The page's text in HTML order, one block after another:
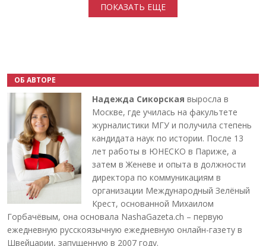
ПОКАЗАТЬ ЕЩЕ
ОБ АВТОРЕ
Надежда Сикорская выросла в
Москве, где училась на факультете
журналистики МГУ и получила степень
кандидата наук по истории. После 13
лет работы в ЮНЕСКО в Париже, а
затем в Женеве и опыта в должности
директора по коммуникациям в
организации Международный Зелёный
Крест, основанной Михаилом
Горбачёвым, она основала NashaGazeta.ch – первую
ежедневную русскоязычную ежедневную онлайн-газету в
Швейцарии, запущенную в 2007 году.